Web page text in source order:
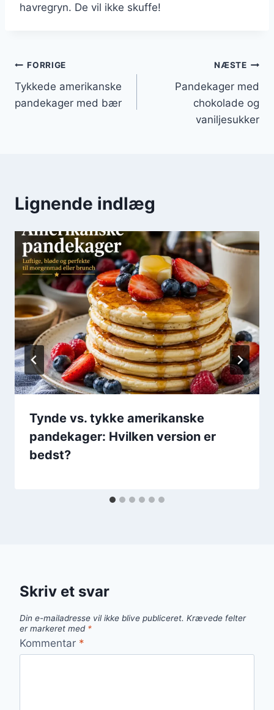
havregryn. De vil ikke skuffe!
Indlægsnavigation
FORRIGE
Tykkede amerikanske
pandekager med bær
NÆSTE
Pandekager med
chokolade og
vaniljesukker
Lignende indlæg
Tynde vs. tykke amerikanske
pandekager: Hvilken version er
bedst?
Skriv et svar
Din e-mailadresse vil ikke blive publiceret. Krævede felter
er markeret med *
Kommentar *